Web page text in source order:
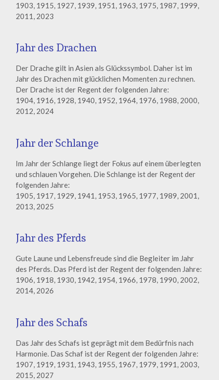
1903, 1915, 1927, 1939, 1951, 1963, 1975, 1987, 1999,
2011, 2023
Jahr des Drachen
Der Drache gilt in Asien als Glückssymbol. Daher ist im
Jahr des Drachen mit glücklichen Momenten zu rechnen.
Der Drache ist der Regent der folgenden Jahre:
1904, 1916, 1928, 1940, 1952, 1964, 1976, 1988, 2000,
2012, 2024
Jahr der Schlange
Im Jahr der Schlange liegt der Fokus auf einem überlegten
und schlauen Vorgehen. Die Schlange ist der Regent der
folgenden Jahre:
1905, 1917, 1929, 1941, 1953, 1965, 1977, 1989, 2001,
2013, 2025
Jahr des Pferds
Gute Laune und Lebensfreude sind die Begleiter im Jahr
des Pferds. Das Pferd ist der Regent der folgenden Jahre:
1906, 1918, 1930, 1942, 1954, 1966, 1978, 1990, 2002,
2014, 2026
Jahr des Schafs
Das Jahr des Schafs ist geprägt mit dem Bedürfnis nach
Harmonie. Das Schaf ist der Regent der folgenden Jahre:
1907, 1919, 1931, 1943, 1955, 1967, 1979, 1991, 2003,
2015, 2027